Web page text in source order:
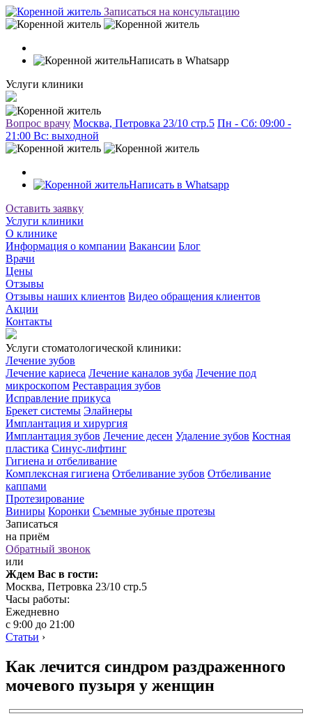
Записаться на консультацию
Написать в Whatsapp
Услуги клиники
Вопрос врачу Москва, Петровка 23/10 стр.5 Пн - Сб: 09:00 -
21:00 Вc: выходной
Написать в Whatsapp
Оставить заявку
Услуги клиники
О клинике
Информация о компании Вакансии Блог
Врачи
Цены
Отзывы
Отзывы наших клиентов Видео обращения клиентов
Акции
Контакты
Услуги стоматологической клиники:
Лечение зубов
Лечение кариеса Лечение каналов зуба Лечение под
микроскопом Реставрация зубов
Исправление прикуса
Брекет системы Элайнеры
Имплантация и хирургия
Имплантация зубов Лечение десен Удаление зубов Костная
пластика Синус-лифтинг
Гигиена и отбеливание
Комплексная гигиена Отбеливание зубов Отбеливание
каппами
Протезирование
Виниры Коронки Съемные зубные протезы
Записаться
на приём
Обратный звонок
или
Ждем Вас в гости:
Москва, Петровка 23/10 стр.5
Часы работы:
Ежедневно
с 9:00 до 21:00
Статьи ›
Как лечится синдром раздраженного
мочевого пузыря у женщин